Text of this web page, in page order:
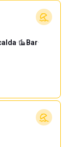
· Bar·